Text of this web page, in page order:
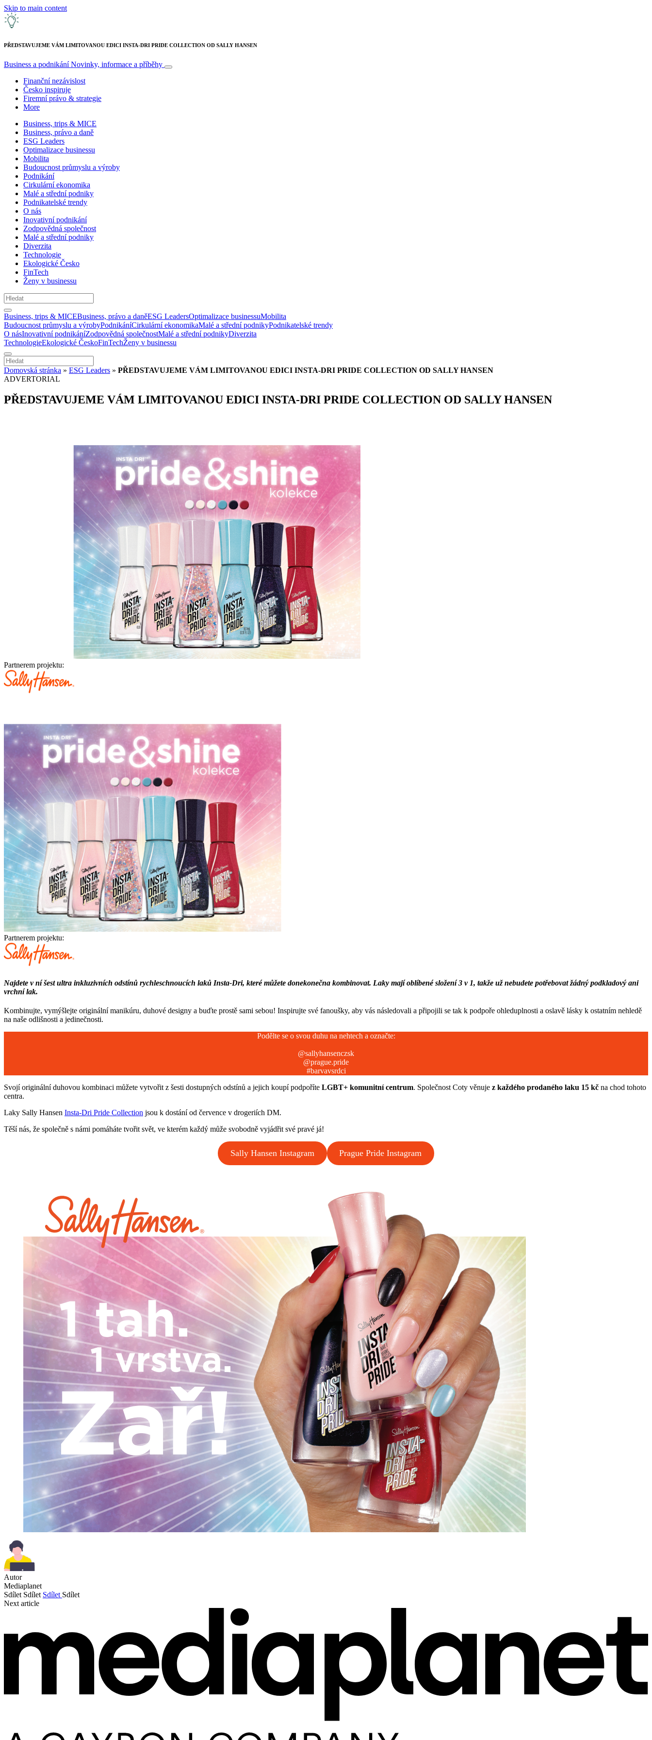
Skip to main content
PŘEDSTAVUJEME VÁM LIMITOVANOU EDICI INSTA-DRI PRIDE COLLECTION OD SALLY HANSEN
Business a podnikáníNovinky, informace a příběhy
Finanční nezávislost
Česko inspiruje
Firemní právo & strategie
More
Business, trips & MICE
Business, právo a daně
ESG Leaders
Optimalizace businessu
Mobilita
Budoucnost průmyslu a výroby
Podnikání
Cirkulární ekonomika
Malé a střední podniky
Podnikatelské trendy
O nás
Inovativní podnikání
Zodpovědná společnost
Malé a střední podniky
Diverzita
Technologie
Ekologické Česko
FinTech
Ženy v businessu
Business, trips & MICEBusiness, právo a daněESG LeadersOptimalizace businessuMobilita
Budoucnost průmyslu a výrobyPodnikáníCirkulární ekonomikaMalé a střední podnikyPodnikatelské trendy
O násInovativní podnikáníZodpovědná společnostMalé a střední podnikyDiverzita
TechnologieEkologické ČeskoFinTechŽeny v businessu
Domovská stránka » ESG Leaders » PŘEDSTAVUJEME VÁM LIMITOVANOU EDICI INSTA-DRI PRIDE COLLECTION OD SALLY HANSEN
ADVERTORIAL
PŘEDSTAVUJEME VÁM LIMITOVANOU EDICI INSTA-DRI PRIDE COLLECTION OD SALLY HANSEN
Partnerem projektu:
Partnerem projektu:
Najdete v ní šest ultra inkluzivních odstínů rychleschnoucích laků Insta-Dri, které můžete donekonečna kombinovat. Laky mají oblíbené složení 3 v 1, takže už nebudete potřebovat žádný podkladový ani
vrchní lak.
Kombinujte, vymýšlejte originální manikúru, duhové designy a buďte prostě sami sebou! Inspirujte své fanoušky, aby vás následovali a připojili se tak k podpoře ohleduplnosti a oslavě lásky k ostatním nehledě
na naše odlišnosti a jedinečnosti.
Podělte se o svou duhu na nehtech a označte:
@sallyhansenczsk
@prague.pride
#barvavsrdci
Svojí originální duhovou kombinaci můžete vytvořit z šesti dostupných odstínů a jejich koupí podpoříte LGBT+ komunitní centrum. Společnost Coty věnuje z každého prodaného laku 15 kč na chod tohoto
centra.
Laky Sally Hansen Insta-Dri Pride Collection jsou k dostání od července v drogeriích DM.
Těší nás, že společně s námi pomáháte tvořit svět, ve kterém každý může svobodně vyjádřit své pravé já!
Sally Hansen Instagram Prague Pride Instagram
Autor
Mediaplanet
Sdílet Sdílet Sdílet Sdílet
Next article